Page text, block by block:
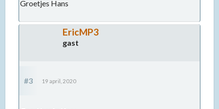
Groetjes Hans
EricMP3
gast
#3 19 april, 2020